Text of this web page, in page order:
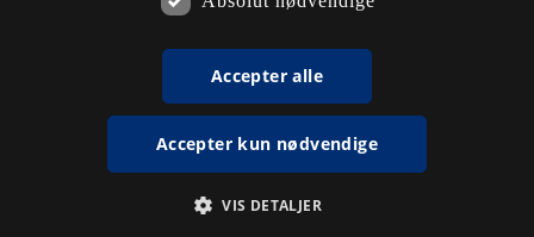
Accepter alle
Accepter kun nødvendige
VIS DETALJER